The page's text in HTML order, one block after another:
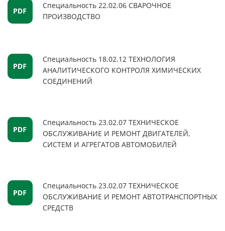
Специальность 22.02.06 СВАРОЧНОЕ
ПРОИЗВОДСТВО
Специальность 18.02.12 ТЕХНОЛОГИЯ
АНАЛИТИЧЕСКОГО КОНТРОЛЯ ХИМИЧЕСКИХ
СОЕДИНЕНИЙ
Специальность 23.02.07 ТЕХНИЧЕСКОЕ
ОБСЛУЖИВАНИЕ И РЕМОНТ ДВИГАТЕЛЕЙ,
СИСТЕМ И АГРЕГАТОВ АВТОМОБИЛЕЙ
Специальность 23.02.07 ТЕХНИЧЕСКОЕ
ОБСЛУЖИВАНИЕ И РЕМОНТ АВТОТРАНСПОРТНЫХ
СРЕДСТВ